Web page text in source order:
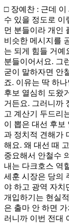
□ 장예찬 : 근데
수 있을 정도로 이
먼 분들이라 개인
비슷한 메시지를
는 되게 힘들 거예
분들이어서요. 그
굳이 말하자면 안
죠. 이유는 딱 하
후보 열심히 도왔
거든요. 그러니까
고 계산기 두드리
이 뽑은 대선 후보
과 정치적 견해가
해요. 왜 대선 때
중요해서 안철수
내는 다크호스 역
세훈 시장은 당의
야 하고 광역 자치
개입하기는 현실
은 출마 안 하면
러니까 이번 전대